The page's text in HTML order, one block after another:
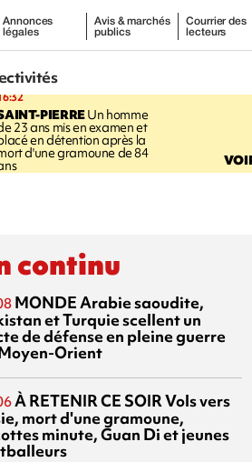
Annonces
légales
Avis & marchés
publics
Courrier des
lecteurs
PIERREUn homme
23 ans mis en examen et
en détention après la
d'une gramoune de 84
continu
MONDEArabie saoudite,
et Turquie scellent un
de défense en pleine guerre
Orient
À RETENIR CE SOIRVols vers
mort d'une gramoune,
minute, Guan Di et jeunes